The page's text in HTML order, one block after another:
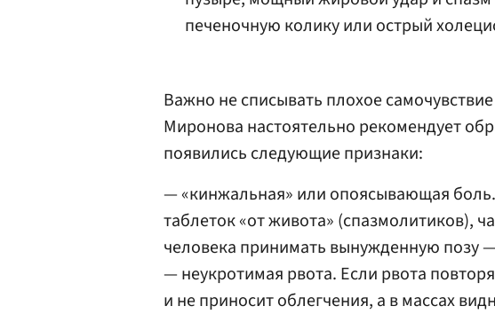
печеночную колику или острый
Важно не списывать плохое
Миронова настоятельно рекомендует
появились следующие признаки:
— «кинжальная» или опоясывающая
таблеток «от живота» (спазмолитиков),
человека принимать вынужденную позу
— неукротимая рвота. Если рвота
и не приносит облегчения, а в массах